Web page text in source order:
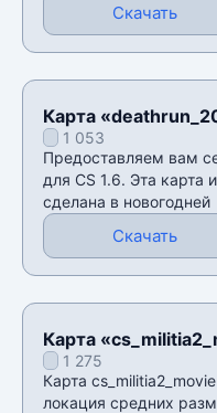
Скачать
Карта
1 053
Предоставляем вам
для CS 1.6. Эта карта
сделана в новогодней
Скачать
Карта
1 275
Карта
локация средних